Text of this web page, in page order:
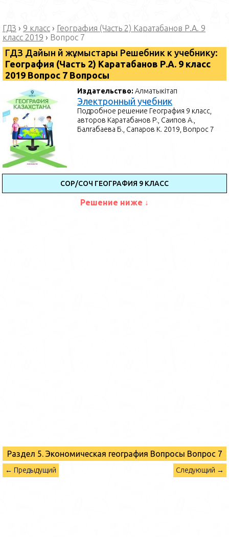
ГДЗ › 9 класс › География (Часть 2) Каратабанов Р.А. 9
класс 2019 › Вопрос 7
ГДЗ Дайын үй жұмыстары Решебник к учебнику:
География (Часть 2) Каратабанов Р.А. 9 класс
2019 Вопрос 7 Вопросы
Издательство:Алматыкітап
Электронный учебник
Подробное решение География 9 класс,
авторов Каратабанов Р., Саипов А.,
Балгабаева Б., Сапаров К. 2019, Вопрос 7
СОР/СОЧ ГЕОГРАФИЯ 9 КЛАСС
Решение ниже ↓
Раздел 5. Экономическая география Вопросы Вопрос 7
← Предыдущий Следующий →